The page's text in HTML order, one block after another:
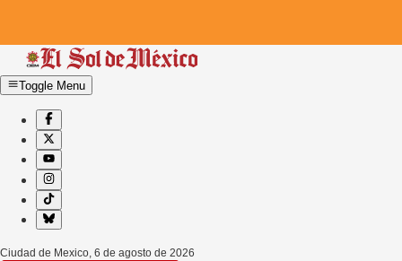
Toggle Menu
Ciudad de Mexico, 6 de agosto de 2026